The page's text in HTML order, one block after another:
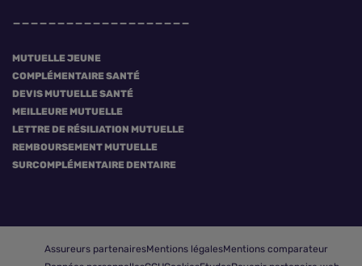
MUTUELLE JEUNE
COMPLÉMENTAIRE SANTÉ
DEVIS MUTUELLE SANTÉ
MEILLEURE MUTUELLE
LETTRE DE RÉSILIATION MUTUELLE
REMBOURSEMENT MUTUELLE
SURCOMPLÉMENTAIRE DENTAIRE
Assureurs partenairesMentions légalesMentions comparateur